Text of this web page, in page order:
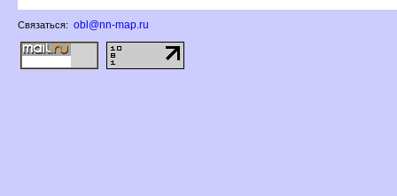
Связаться: obl@nn-map.ru